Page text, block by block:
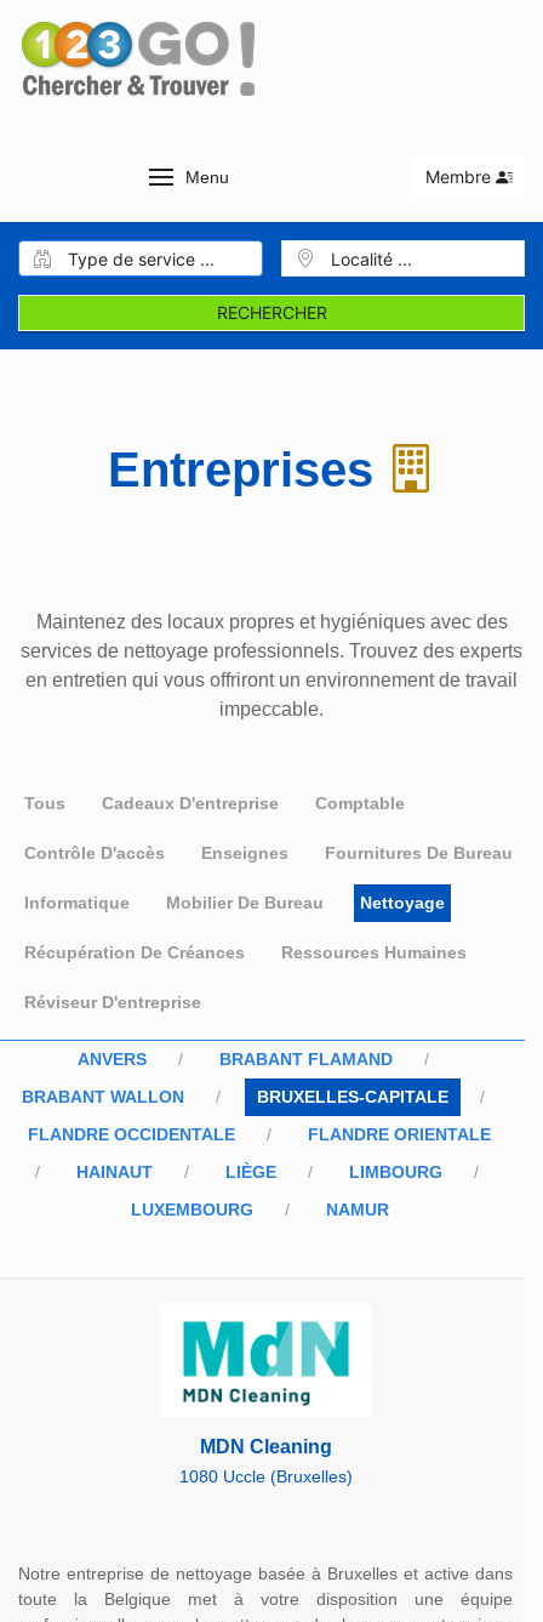
Menu Membre
RECHERCHER
Entreprises
Maintenez des locaux propres et hygiéniques avec des
services de nettoyage professionnels. Trouvez des experts
en entretien qui vous offriront un environnement de travail
impeccable.
Tous Cadeaux D'entreprise Comptable
Contrôle D'accès Enseignes Fournitures De Bureau
Informatique Mobilier De Bureau Nettoyage
Récupération De Créances Ressources Humaines
Réviseur D'entreprise
ANVERS
BRABANT FLAMAND
BRABANT WALLON
BRUXELLES-CAPITALE
FLANDRE OCCIDENTALE
FLANDRE ORIENTALE
HAINAUT
LIÈGE
LIMBOURG
LUXEMBOURG
NAMUR
MDN Cleaning
1080 Uccle (Bruxelles)
Notre entreprise de nettoyage basée à Bruxelles et active dans
toute la Belgique met à votre disposition une équipe